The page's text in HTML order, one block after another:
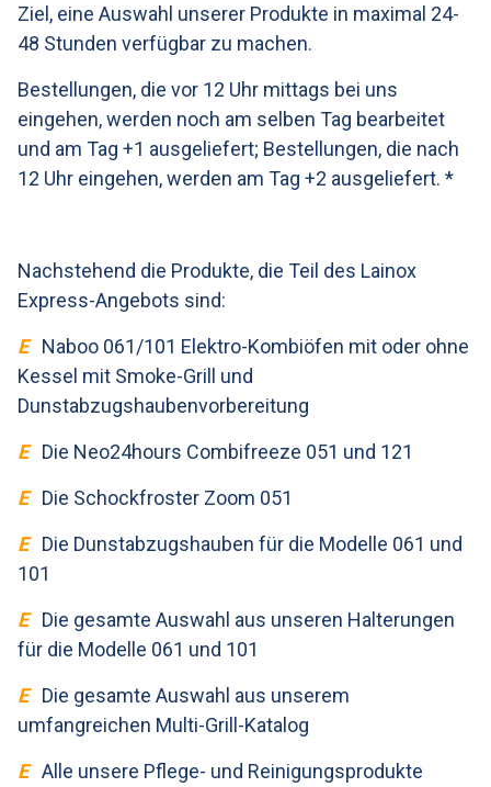
Ziel, eine Auswahl unserer Produkte in maximal 24-
48 Stunden verfügbar zu machen.
Bestellungen, die vor 12 Uhr mittags bei uns
eingehen, werden noch am selben Tag bearbeitet
und am Tag +1 ausgeliefert; Bestellungen, die nach
12 Uhr eingehen, werden am Tag +2 ausgeliefert. *
Nachstehend die Produkte, die Teil des Lainox
Express-Angebots sind:
E
Naboo 061/101 Elektro-Kombiöfen mit oder ohne
Kessel mit Smoke-Grill und
Dunstabzugshaubenvorbereitung
E
Die Neo24hours Combifreeze 051 und 121
E
Die Schockfroster Zoom 051
E
Die Dunstabzugshauben für die Modelle 061 und
101
E
Die gesamte Auswahl aus unseren Halterungen
für die Modelle 061 und 101
E
Die gesamte Auswahl aus unserem
umfangreichen Multi-Grill-Katalog
E Alle unsere Pflege- und Reinigungsprodukte